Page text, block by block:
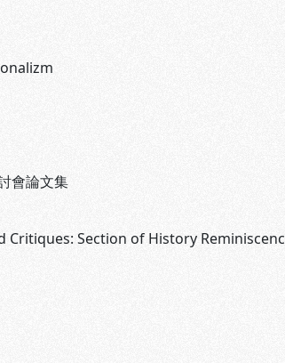
會論文集
Critiques: Section of History